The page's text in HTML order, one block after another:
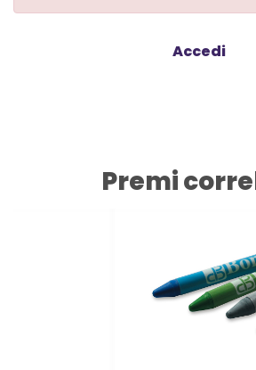
Accedi
Premi